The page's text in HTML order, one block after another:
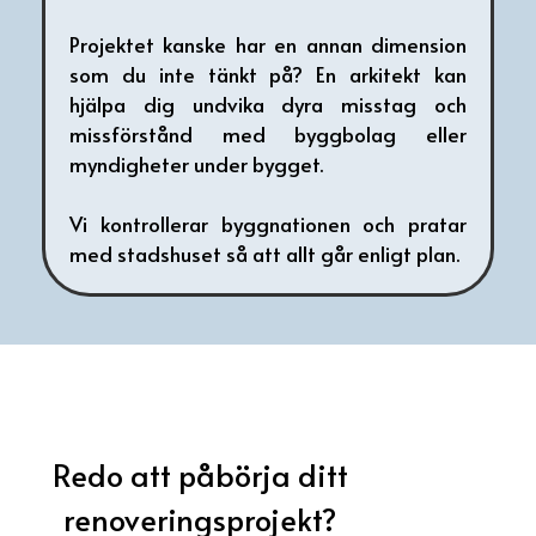
Projektet kanske har en annan dimension
som du inte tänkt på? En arkitekt kan
hjälpa dig undvika dyra misstag och
missförstånd med byggbolag eller
myndigheter under bygget.
Vi kontrollerar byggnationen och pratar
med stadshuset så att allt går enligt plan.
Redo att påbörja ditt
renoveringsprojekt?